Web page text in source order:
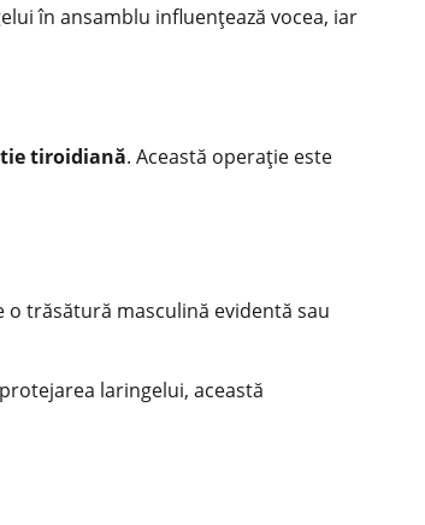
în ansamblu influențează vocea, iar
tiroidiană. Această operație este
trăsătură masculină evidentă sau
laringelui, această